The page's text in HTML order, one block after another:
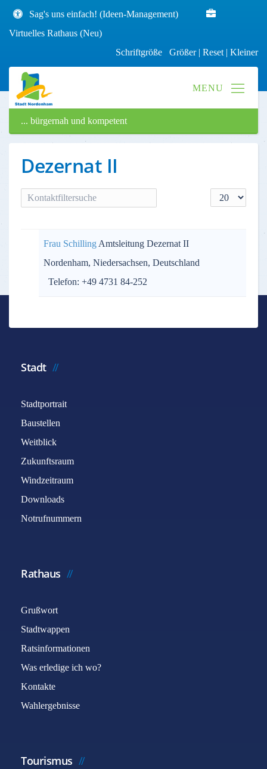
Sag's uns einfach! (Ideen-Management)
Virtuelles Rathaus (Neu)
Schriftgröße Größer| Reset | Kleiner
... bürgernah und kompetent
Dezernat II
VERSTECKT Filterfeld Anzeige #
Frau Schilling Amtsleitung Dezernat II
Nordenham, Niedersachsen, Deutschland
Telefon: +49 4731 84-252
Stadt
Stadtportrait
Baustellen
Weitblick
Zukunftsraum
Windzeitraum
Downloads
Notrufnummern
Rathaus
Grußwort
Stadtwappen
Ratsinformationen
Was erledige ich wo?
Kontakte
Wahlergebnisse
Tourismus